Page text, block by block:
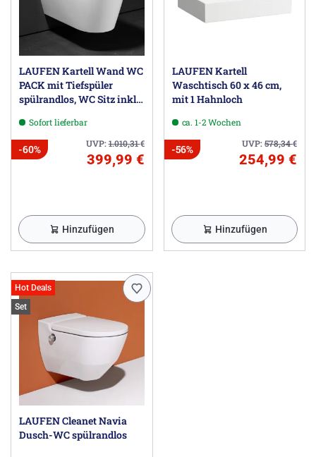
LAUFEN Kartell Wand WC
PACK mit Tiefspüler
spülrandlos, WC Sitz inkl.
EasyFit
Sofort lieferbar
UVP:1.010,31€
-60%
399,99 €
Hinzufügen
LAUFEN Kartell
Waschtisch 60 x 46 cm,
mit 1 Hahnloch
ca. 1-2 Wochen
UVP:578,34€
-56%
254,99 €
Hinzufügen
Hot Deals
Set
LAUFEN Cleanet Navia
Dusch-WC spülrandlos